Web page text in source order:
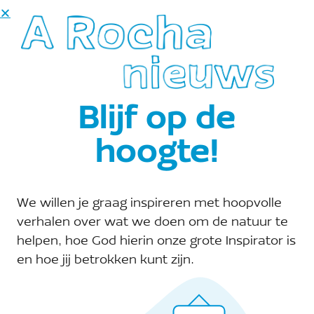
wordt steeds meer rotsvlakte en
woestijn.
We moeten de
grond onder onze eigen
voeten leren
koesteren, en het
boeiende is dat we
daarvoor het leven
waarmee we die
Blijf op de
hoogte!
We willen je graag inspireren met hoopvolle
verhalen over wat we doen om de natuur te
helpen, hoe God hierin onze grote Inspirator is
en hoe jij betrokken kunt zijn.